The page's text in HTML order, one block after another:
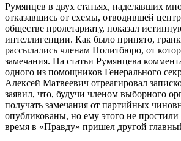
Румянцев в двух статьях, наделавших
отказавшись от схемы, отводившей
обществе пролетариату, показал
интеллигенции. Как было принято,
рассылались членам Политбюро, от
замечания. На статьи Румянцева
одного из помощников Генерального
Алексей Матвеевич отреагировал
заявил, что, будучи членом выборного
получать замечания от партийных
опубликованы, но ему этого не простили
время в «Правду» пришел другой